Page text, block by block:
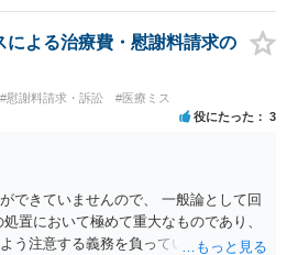
い。 ２ 事業主は、女性労働者が婚姻
してはならない。 ３ 事業主は、その雇
と、出産したこと、労働基準法（昭和
十五条第一項の規定による休業を請求
項の規定による休業をしたことその他
あつて厚生労働省令で定めるものを理
労働者及び出産後一年を経過しない女
理由とする解雇でないことを証明した
契約法は、いくつか取消の類型を定め
うな取消権をご参考までのせます。 ①土
科で行いますので、被せ物の治療費が
療費という重要な事項について、不利
められると考えられます。 そのため、
わなかったという事情があれば、不利
消権を主張することが出来る可能性が
項）。 ②また、保険外治療の必要性に
あれば、不実告知取消ということも考
１項１号）。 ③そのほか、歯科治療
保険外治療の勧誘をされたということ
による治療費・慰謝料請求の
#慰謝料請求・訴訟 #医療ミス
役にたった 3
できていませんので、 一般論として回
置において極めて重大なものであり、
う注意する義務を負っていると考えら